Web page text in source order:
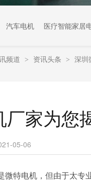
汽车电机 医疗智能家居
频道 > 资讯头条 > 深圳
家为您
05-06
微特电机 ，但由于太